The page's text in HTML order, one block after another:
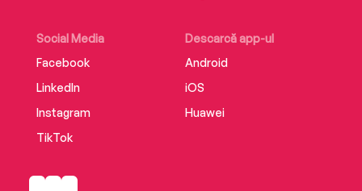
Social Media
Facebook
LinkedIn
Instagram
TikTok
Descarcă app-ul
Android
iOS
Huawei